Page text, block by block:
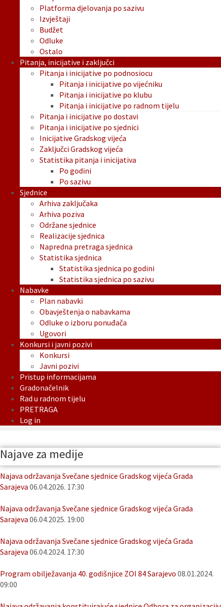
Platforma djelovanja po sazivu
Izvještaji
Budžet
Odluke
Ostalo
Pitanja, inicijative i zaključci
Pitanja i inicijative po podnosiocu
Pitanja i inicijative po vijećniku
Pitanja i inicijative po klubu
Pitanja i inicijative po radnom tijelu
Pitanja i inicijative po dostavi
Pitanja i inicijative po sjednici
Inicijative Gradskog vijeća
Zaključci Gradskog vijeća
Statistika pitanja i inicijativa
Po godini
Po sazivu
Sjednice
Arhiva zaključaka
Arhiva poziva
Održane sjednice
Realizacije sjednica
Napredna pretraga sjednica
Statistika sjednica
Statistika sjednica po godini
Statistika sjednica po sazivu
Nabavke
Plan nabavki
Obavještenja o nabavkama
Odluke o izboru ponuđača
Ugovori
Konkursi i javni pozivi
Konkursi
Javni pozivi
Pristup informacijama
Gradonačelnik
Rad u radnom tijelu
PRETRAGA
Log in
Najave za medije
Najava održavanja Svečane sjednice Gradskog vijeća Grada
Sarajeva 06.04.2026. 17:30
Najava održavanja Svečane sjednice Gradskog vijeća Grada
Sarajeva 06.04.2025. 19:00
Najava održavanja Svečane sjednice Gradskog vijeća Grada
Sarajeva 06.04.2024. 17:30
Program obilježavanja 40. godišnjice ZOI 84 Sarajevo 08.01.2024.
09:00